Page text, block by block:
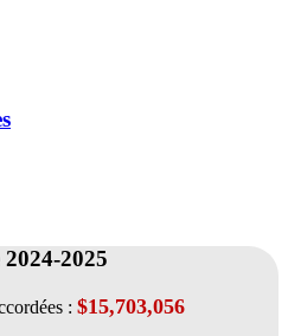
2024-2025
: $15,703,056